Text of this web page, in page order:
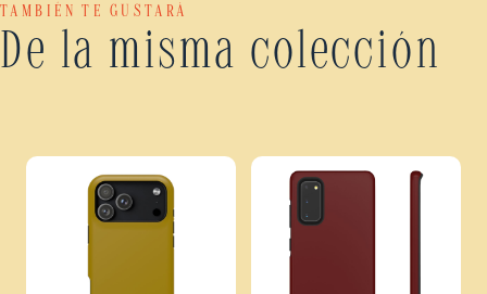
TAMBIÉN TE GUSTARÁ
De la misma colección